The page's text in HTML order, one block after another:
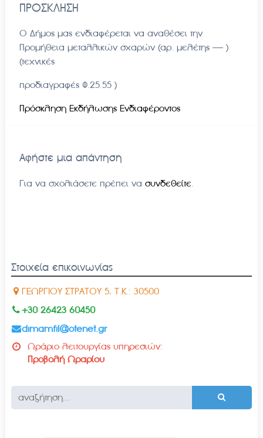
ΠΡΟΣΚΛΗΣΗ
Ο Δήμος μας ενδιαφέρεται να αναθέσει την
Προμήθεια μεταλλικών σχαρών (αρ. μελέτης —— )
(τεχνικές
προδιαγραφές Φ.25.55 )
Πρόσκληση Εκδήλωσης Ενδιαφέροντος
Αφήστε μια απάντηση
Για να σχολιάσετε πρέπει να συνδεθείτε.
Στοιχεία επικοινωνίας
ΓΕΩΡΓΙΟΥ ΣΤΡΑΤΟΥ 5, Τ.Κ.: 30500
+30 26423 60450
dimamfil@otenet.gr
Ωράριο λειτουργίας υπηρεσιών:
Προβολή Ωραρίου